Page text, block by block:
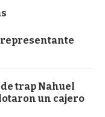
representante
trap Nahuel
un cajero